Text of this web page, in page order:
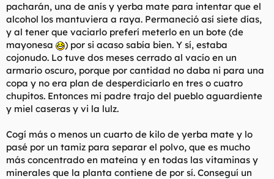
pacharán, una de anís y yerba mate para intentar que el
alcohol los mantuviera a raya. Permaneció así siete días,
y al tener que vaciarlo preferí meterlo en un bote (de
mayonesa
) por si acaso sabía bien. Y sí, estaba
cojonudo. Lo tuve dos meses cerrado al vacío en un
armario oscuro, porque por cantidad no daba ni para una
copa y no era plan de desperdiciarlo en tres o cuatro
chupitos. Entonces mi padre trajo del pueblo aguardiente
y miel caseras y vi la lulz.
Cogí más o menos un cuarto de kilo de yerba mate y lo
pasé por un tamiz para separar el polvo, que es mucho
más concentrado en mateína y en todas las vitaminas y
minerales que la planta contiene de por sí. Conseguí un